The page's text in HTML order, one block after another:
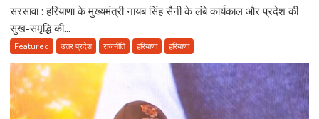
मुख्यमंत्री
लंबे
कार्यकाल
सरसावा : हरियाणा के मुख्यमंत्री नायब सिंह सैनी के लंबे कार्यकाल और प्रदेश की
सुख-समृद्धि की...
Featured उत्तर प्रदेश राजनीति हरियाणा हरियाणा